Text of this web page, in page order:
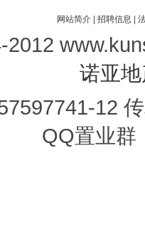
网站简介| 招聘信息
诺亚
12
QQ置业